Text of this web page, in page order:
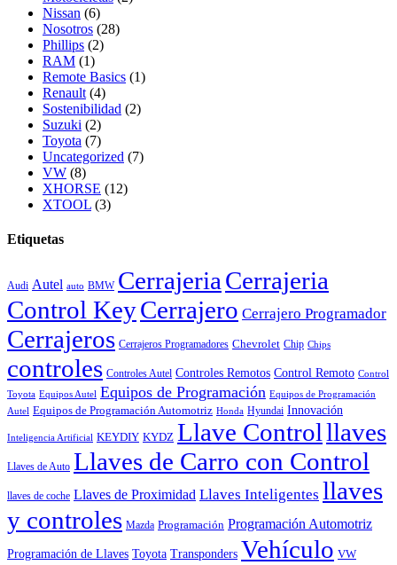
Nissan (6)
Nosotros (28)
Phillips (2)
RAM (1)
Remote Basics (1)
Renault (4)
Sostenibilidad (2)
Suzuki (2)
Toyota (7)
Uncategorized (7)
VW (8)
XHORSE (12)
XTOOL (3)
Etiquetas
Audi Autel auto BMW Cerrajeria Cerrajeria
Control KeyCerrajero Cerrajero Programador
Cerrajeros Cerrajeros Programadores Chevrolet Chip Chips
controles Controles Autel Controles Remotos Control Remoto Control
Toyota Equipos Autel Equipos de Programación Equipos de Programación
Autel Equipos de Programación Automotriz Honda Hyundai Innovación
Inteligencia Artificial KEYDIY KYDZ Llave Controlllaves
Llaves de Auto Llaves de Carro con Control
llaves de coche Llaves de Proximidad Llaves Inteligentes llaves
y controles Mazda Programación Programación Automotriz
Programación de Llaves Toyota Transponders Vehículo VW